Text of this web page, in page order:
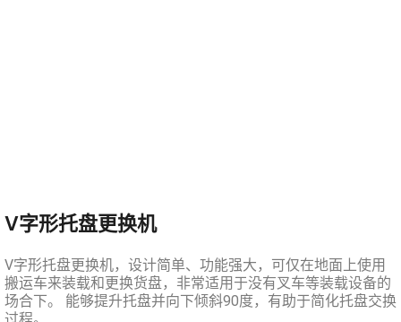
V字形托盘更换机
V字形托盘更换机，设计简单、功能强大，可仅在地面上使用
搬运车来装载和更换货盘，非常适用于没有叉车等装载设备的
场合下。 能够提升托盘并向下倾斜90度，有助于简化托盘交换